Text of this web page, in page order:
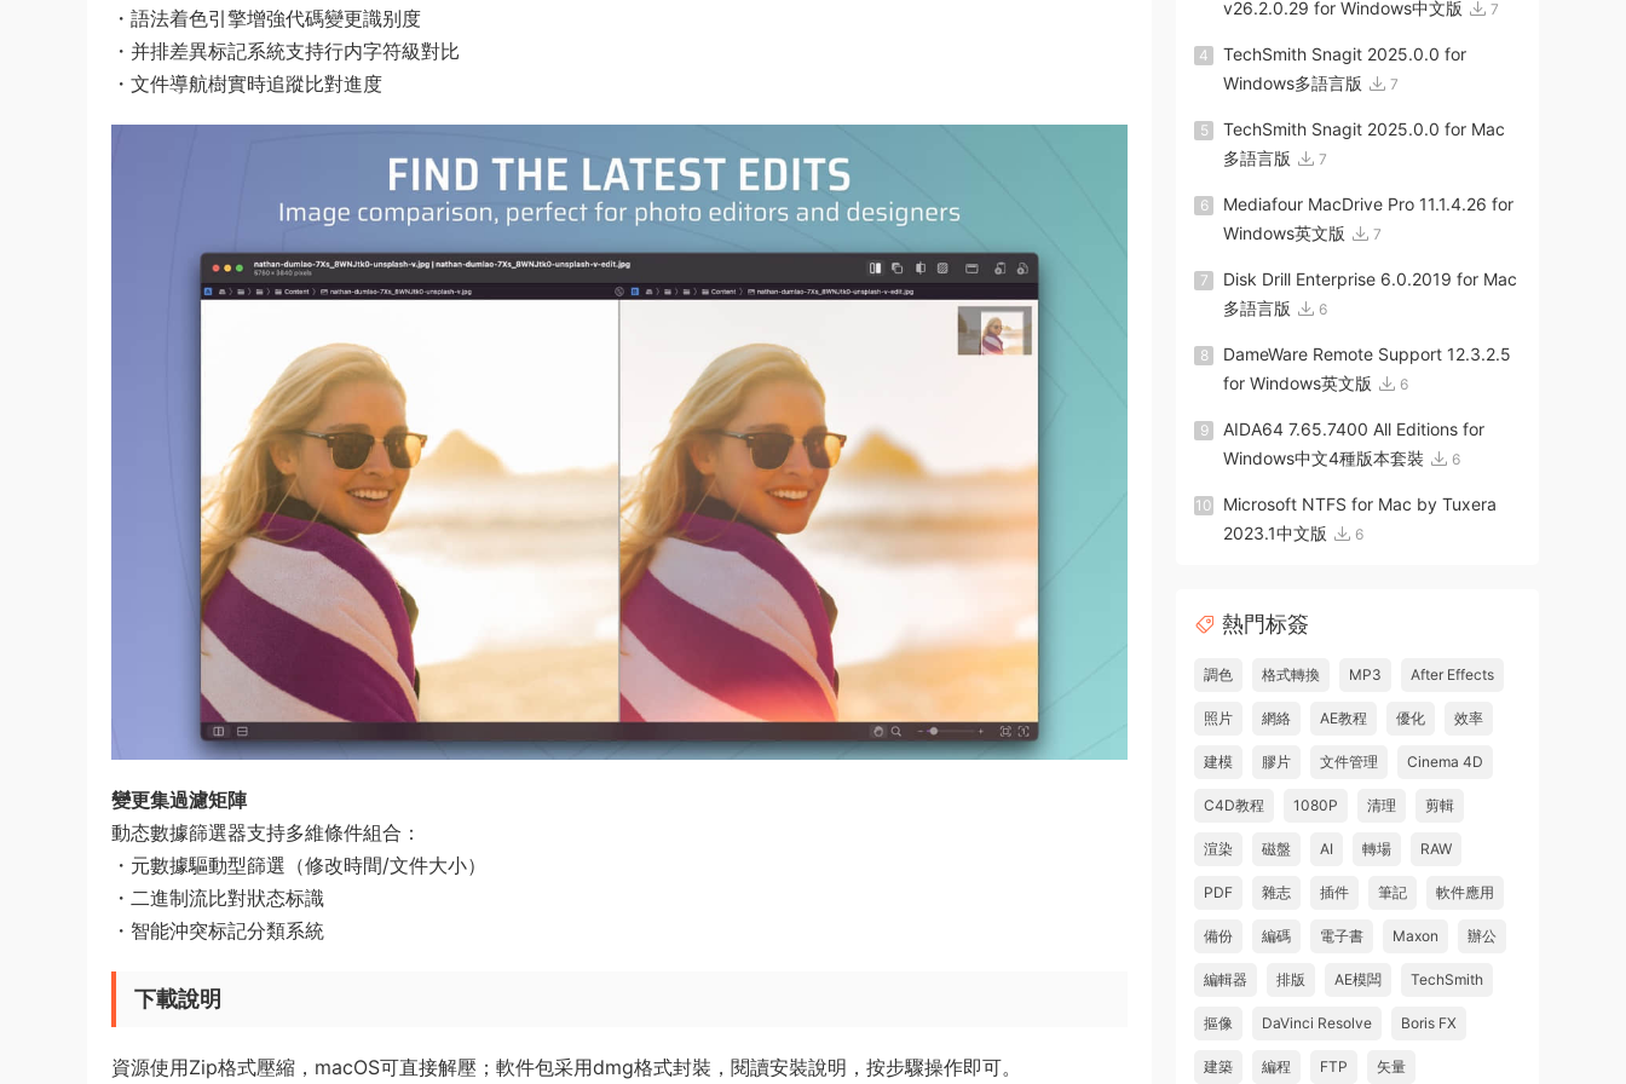
・語法着色引擎增強代碼變更識别度
・并排差異标記系統支持行内字符級對比
・文件導航樹實時追蹤比對進度
​變更集過濾矩陣​
動态數據篩選器支持多維條件組合：
・元數據驅動型篩選（修改時間/文件大小）
・二進制流比對狀态标識
・智能沖突标記分類系統
下載說明
資源使用Zip格式壓縮，macOS可直接解壓；軟件包采用dmg格式封裝，閱讀安裝說明，按步驟操作即可。
v26.2.0.29 for Windows中文版 7
4
TechSmith Snagit 2025.0.0 for
Windows多語言版
7
5
TechSmith Snagit 2025.0.0 for Mac
多語言版
7
6
Mediafour MacDrive Pro 11.1.4.26 for
Windows英文版
7
7
Disk Drill Enterprise 6.0.2019 for Mac
多語言版
6
8
DameWare Remote Support 12.3.2.5
for Windows英文版
6
9
AIDA64 7.65.7400 All Editions for
Windows中文4種版本套裝
6
10
Microsoft NTFS for Mac by Tuxera
2023.1中文版
6
熱門标簽
調色 格式轉換 MP3 After Effects
照片 網絡 AE教程 優化 效率
建模 膠片 文件管理 Cinema 4D
C4D教程 1080P 清理 剪輯
渲染 磁盤 AI 轉場 RAW
PDF 雜志 插件 筆記 軟件應用
備份 編碼 電子書 Maxon 辦公
編輯器 排版 AE模闆 TechSmith
摳像 DaVinci Resolve Boris FX
建築 編程 FTP 矢量